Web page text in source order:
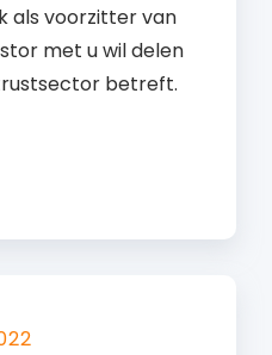
als voorzitter van
met u wil delen
betreft.